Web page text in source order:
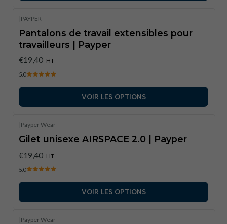
|PAYPER
Pantalons de travail extensibles pour
travailleurs | Payper
€19,40 HT
5.0
VOIR LES OPTIONS
|Payper Wear
Gilet unisexe AIRSPACE 2.0 | Payper
€19,40 HT
5.0
VOIR LES OPTIONS
|Payper Wear